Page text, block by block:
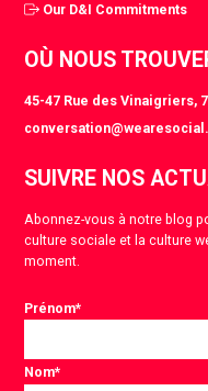
Our D&I Commitments
OÙ NOUS
45-47 Rue des Vinaigriers,
SUIVRE NOS
Abonnez-vous à notre blog
culture sociale et la culture
moment.
Prénom*
Nom*